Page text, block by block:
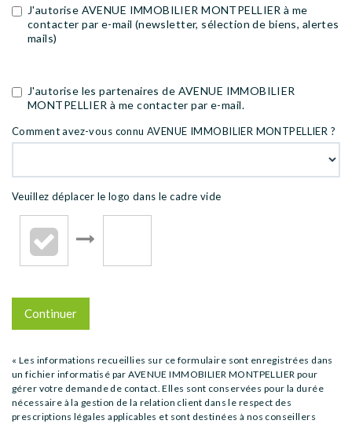
J'autorise AVENUE IMMOBILIER MONTPELLIER à me
contacter par e-mail (newsletter, sélection de biens, alertes
mails)
J'autorise les partenaires de AVENUE IMMOBILIER
MONTPELLIER à me contacter par e-mail.
Comment avez-vous connu AVENUE IMMOBILIER MONTPELLIER ?
Veuillez déplacer le logo dans le cadre vide
Continuer
« Les informations recueillies sur ce formulaire sont enregistrées dans
un fichier informatisé par AVENUE IMMOBILIER MONTPELLIER pour
gérer votre demande de contact. Elles sont conservées pour la durée
nécessaire à la gestion de la relation client dans le respect des
prescriptions légales applicables et sont destinées à nos conseillers